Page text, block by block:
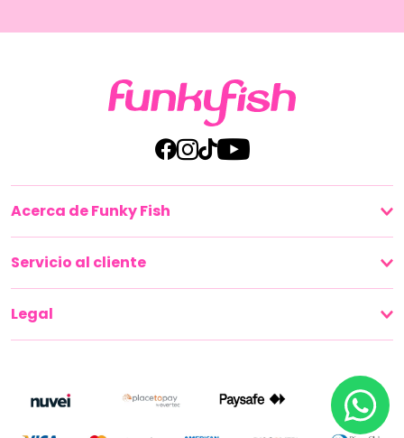
Acerca de Funky Fish
Servicio al cliente
Legal